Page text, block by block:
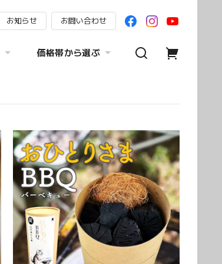
お知らせ お問い合わせ
価格帯から選ぶ